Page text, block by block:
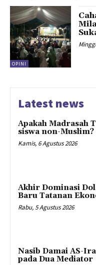
OPINI
Latest news
Apakah Madrasah
siswa non-Muslim?
Kamis, 6 Agustus 2026
Akhir Dominasi
Baru Tatanan
Rabu, 5 Agustus 2026
Nasib Damai AS-
pada Dua Mediator